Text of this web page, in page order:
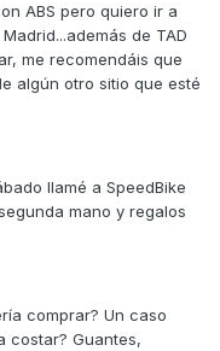
ABS pero quiero ir a
de TAD
me recomendáis que
algún otro sitio que esté
llamé a SpeedBike
mano y regalos
comprar? Un caso
costar? Guantes,